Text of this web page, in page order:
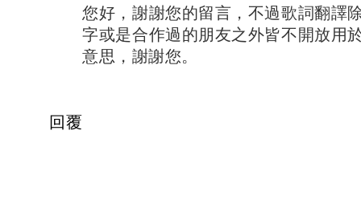
您好，謝謝您的留言，不過歌詞翻譯
字或是合作過的朋友之外皆不開放用
意思，謝謝您。
回覆